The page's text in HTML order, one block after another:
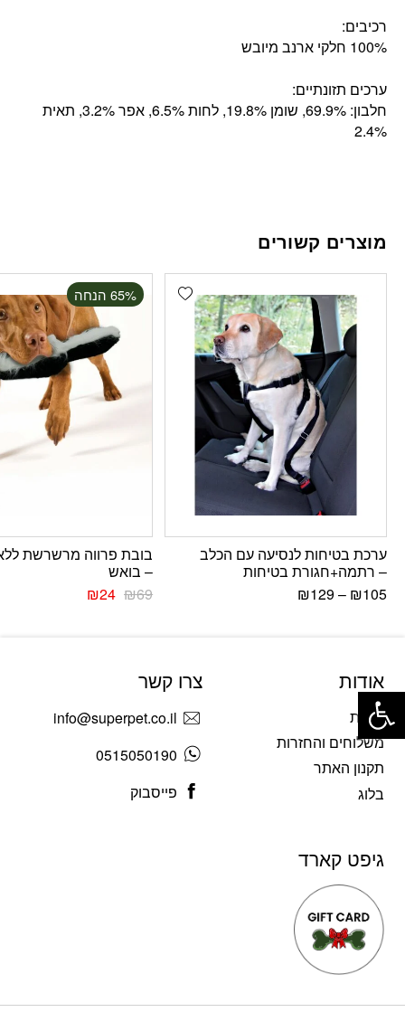
רכיבים:
100% חלקי ארנב מיובש
ערכים תזונתיים:
חלבון: 69.9%, שומן 19.8%, לחות 6.5%, אפר 3.2%, תאית
2.4%
מוצרים קשורים
Add wishlist
ערכת בטיחות לנסיעה עם הכלב
– רתמה+חגורת בטיחות
₪105
–
₪129
‫65% הנחה
בובת פרווה מרשרשת ללא
– בואש
₪69
₪24
אודות
אודות
משלוחים והחזרות
תקנון האתר
בלוג
צרו קשר
info@superpet.co.il
0515050190
פייסבוק
גיפט קארד
פתח סרגל נגישות